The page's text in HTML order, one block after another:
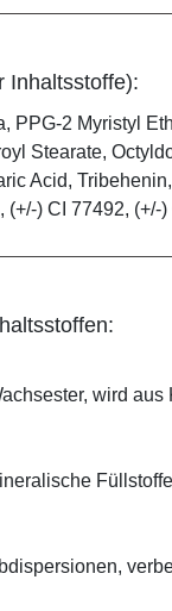
Inhaltsstoffe):
PPG-2 Myristyl
Stearate,
Acid,
) CI 77492, (+/-
wird aus
Füllstoffe